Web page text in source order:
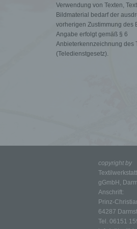
Verwendung von Texten,
Bildmaterial bedarf der
vorherigen Zustimmung des
Angabe erfolgt gemäß § 6
Anbieterkennzeichnung des
(Teledienstgesetz).
copyright by
gGmbH,
Anschrift:
Prinz-
64287
Tel. 06151
kulturellen oder sozialen Identität
sind, identifiziert werden kann.
b) betroffene Person
Betroffene Person ist jede
Ordnen, die Speicherung, die
durch Übermittlung, Verbreitung oder
Bereitstellung, den Abgleich oder die
Einschränkung, das Löschen oder
d) Einschränkung der
Einschränkung der Verarbeitung ist